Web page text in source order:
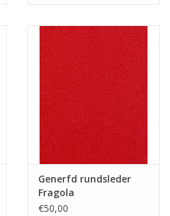
Generfd rundsleder
Fragola
€50,00